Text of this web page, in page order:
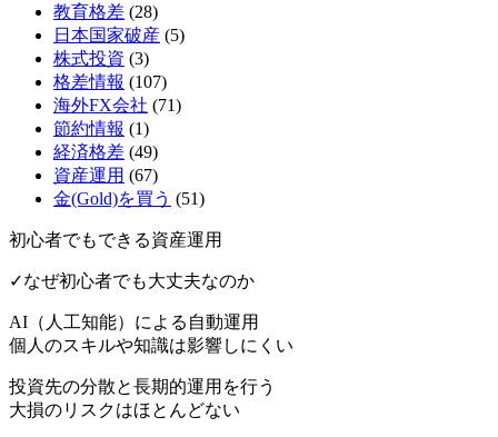
教育格差 (28)
日本国家破産 (5)
株式投資 (3)
格差情報 (107)
海外FX会社 (71)
節約情報 (1)
経済格差 (49)
資産運用 (67)
金(Gold)を買う (51)
初心者でもできる資産運用
✓なぜ初心者でも大丈夫なのか
AI（人工知能）による 自動運用
個人のスキルや知識は影響しにくい
投資先の分散と長期的運用を行う
大損のリスクはほとんどない